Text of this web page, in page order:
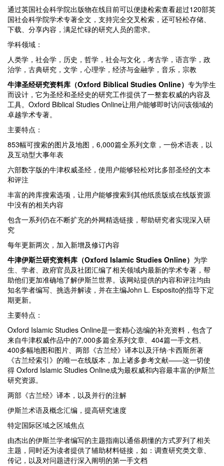
通过英国社会科学院出版物在线目前可以便捷检索查看超过120部英
国社会科学院学术专著全文，支持完全交叉检索，还可轻松存储、
下载、分享内容，满足忙碌的研究人员的需求。
学科领域：
人类学，社会学，历史，哲学，社会与文化，考古学，语言学，政
治学，古典研究，文学，心理学，经济与金融学，音乐，宗教
牛津圣经研究资料库（Oxford Biblical Studies Online） 专为学生
而设计，它为圣经和圣经史的研究工作提供了一整套权威的内容及
工具。Oxford Biblical Studies Online让用户能够即时访问该领域的
卓越学术专著。
主要特点：
853幅可搜索的图片及地图，6,000篇全系列文章，一份术语表，以
及互动型大事年表
六部数字版的牛津权威圣经，使用户能够轻松对比多部圣经的文本
和评注
丰富的跨库搜索选项，让用户能够搜索到其他纸质版或在线版资源
中没有的相关内容
包含一系列仍在不断扩充的外网精选链接，帮助研究者实现深入研
究
每年更新两次，加入新增及修订内容
牛津伊斯兰研究资料库（Oxford Islamic Studies Online） 为学
生、学者、政府官员及社团汇编了相关领域内最新的学术专著，帮
助他们更加准确地了解伊斯兰世界。该网站提供的内容和评注均由
知名学者编写、挑选并解读，并在主编John L. Esposito的指导下定
期更新。
主要特点：
Oxford Islamic Studies Online是一套精心选编的补充资料，包含了
来自牛津权威作品中的7,000多篇全系列文章、404篇一手文档、
400多幅地图和图片、两部《古兰经》译本以及汗纳·卡西斯所著
《古兰经索引》的唯一在线版本，加上诸多参考文献——这一切使
得 Oxford Islamic Studies Online成为最权威和内容最丰富的伊斯兰
研究资源。
两部《古兰经》译本，以及并行的注解
伊斯兰术语及概念汇编，提高研究速度
特定国际区域之区域焦点
由杰出的伊斯兰学者编写的主题指南以通俗易懂的方式罗列了相关
主题，同时还为读者提供了辅助材料链接，如：调查研究类文章、
传记，以及对问题进行深入阐明的第一手文档